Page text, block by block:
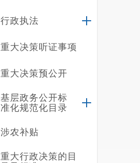
行政执法
重大决策听证事项
重大决策预公开
基层政务公开标
准化规范化目录
涉农补贴
重大行政决策的目